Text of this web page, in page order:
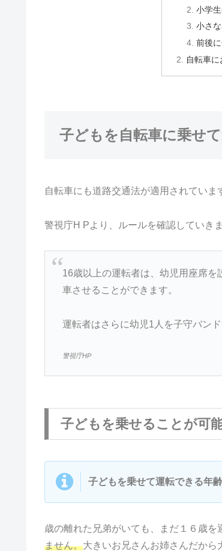
小学
小さ
前後
自転車に
子どもを自転車に乗せ
自転車にも道路交通法が適用されていま
警視庁H Pより、ルールを確認していき
16歳以上の運転者は、幼児用座席
車させることができます。
運転者はさらに幼児1人を子守バン
警視庁HP
子どもを乗せることが可
子どもを乗せて運転できる年
歳の離れた兄弟がいても、まだ１６歳を
ません。大きいお兄さんお姉さんだから